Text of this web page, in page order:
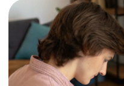
/04
При желании, вы
продолжить
SMM.school